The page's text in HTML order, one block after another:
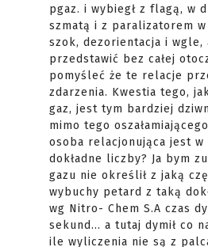
pgaz. i wybiegł z flagą, w
szmatą i z paralizatorem w
szok, dezorientacja i wgle,
przedstawić bez całej
pomyśleć że te relacje
zdarzenia. Kwestia tego,
gaz, jest tym bardziej
mimo tego
osoba relacjonująca jest
dokładne liczby? Ja bym
gazu nie określił z jaką
wybuchy petard z taką
wg Nitro- Chem S.A czas
sekund... a tutaj dymił co
ile wyliczenia nie są z